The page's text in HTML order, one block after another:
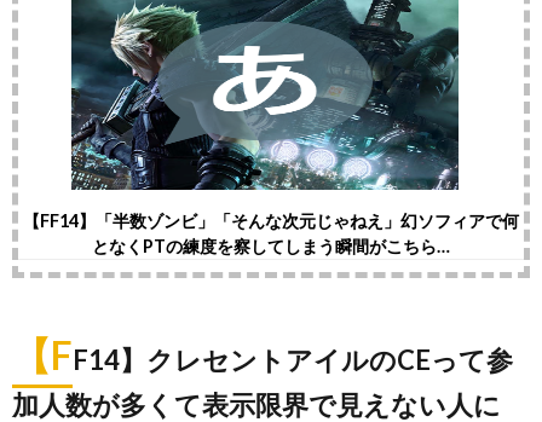
【FF14】「半数ゾンビ」「そんな次元じゃねえ」幻ソフィアで何
となくPTの練度を察してしまう瞬間がこちら…
【FF14】クレセントアイルのCEって参
加人数が多くて表示限界で見えない人に